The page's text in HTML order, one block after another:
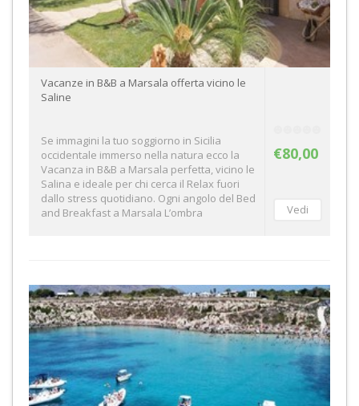
€80,00
Vacanze in B&B a Marsala offerta vicino le
Saline
Se immagini la tuo soggiorno in Sicilia
occidentale immerso nella natura ecco la
Vacanza in B&B a Marsala perfetta, vicino le
Salina e ideale per chi cerca il Relax fuori
dallo stress quotidiano. Ogni angolo del Bed
and Breakfast a Marsala L’ombra